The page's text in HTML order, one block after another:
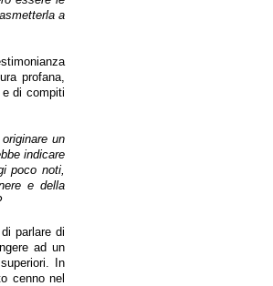
a
profana,
di compiti
un
indicare
poco noti,
e della
parlare di
ad un
In
cenno nel